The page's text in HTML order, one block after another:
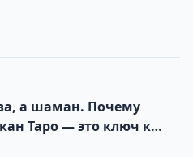
а шаман. Почему
Таро — это ключ к